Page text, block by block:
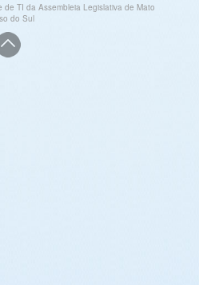
TI da Assembleia Legislativa de Mato
do Sul